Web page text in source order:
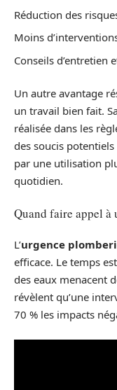
Réduction des
Moins
Conseils d’entretien
Un autre avantage
un travail bien fait.
réalisée dans les
des soucis
par une utilisation
quotidien.
Quand faire appel à
L’urgence
efficace. Le temps
des eaux menacent
révèlent qu’une
70 % les impacts